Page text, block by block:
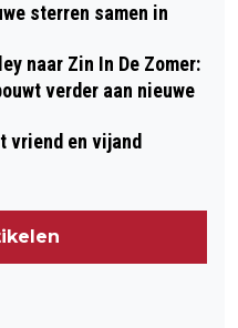
sterren samen in
naar Zin In De Zomer:
verder aan nieuwe
vriend en vijand